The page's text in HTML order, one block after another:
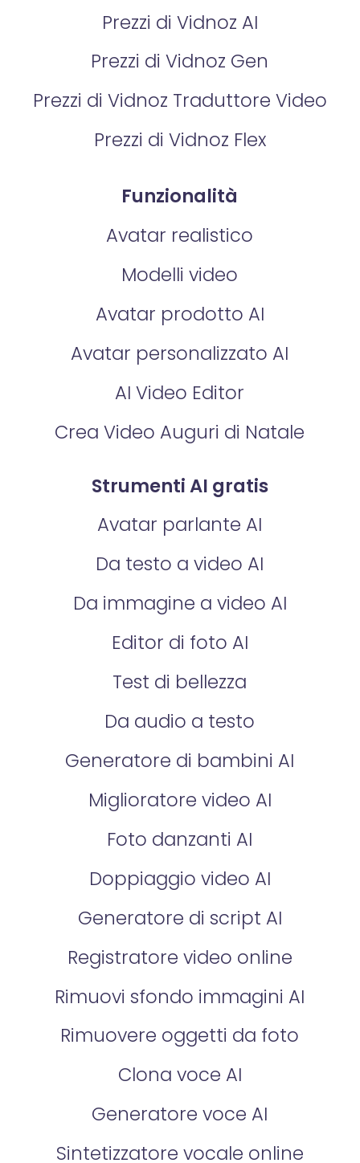
Prezzi di Vidnoz AI
Prezzi di Vidnoz Gen
Prezzi di Vidnoz Traduttore Video
Prezzi di Vidnoz Flex
Funzionalità
Avatar realistico
Modelli video
Avatar prodotto AI
Avatar personalizzato AI
AI Video Editor
Crea Video Auguri di Natale
Strumenti AI gratis
Avatar parlante AI
Da testo a video AI
Da immagine a video AI
Editor di foto AI
Test di bellezza
Da audio a testo
Generatore di bambini AI
Miglioratore video AI
Foto danzanti AI
Doppiaggio video AI
Generatore di script AI
Registratore video online
Rimuovi sfondo immagini AI
Rimuovere oggetti da foto
Clona voce AI
Generatore voce AI
Sintetizzatore vocale online